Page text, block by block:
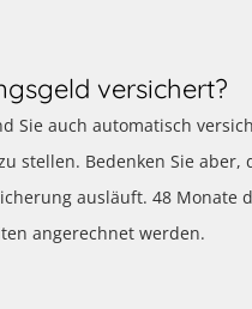
versichert?
Sie auch automatisch
stellen. Bedenken Sie aber,
ausläuft. 48 Monate
angerechnet werden.